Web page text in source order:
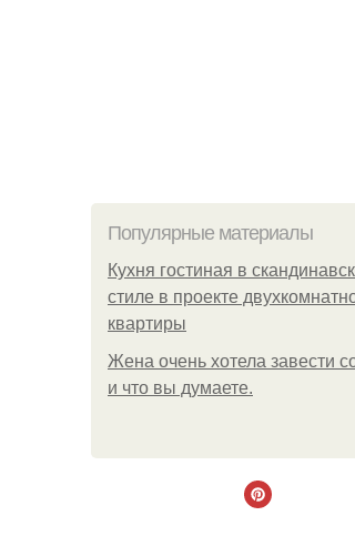
Популярные материалы
Кухня гостиная в
стиле в проекте
квартиры
Жена очень хотела завести
и что вы думаете.